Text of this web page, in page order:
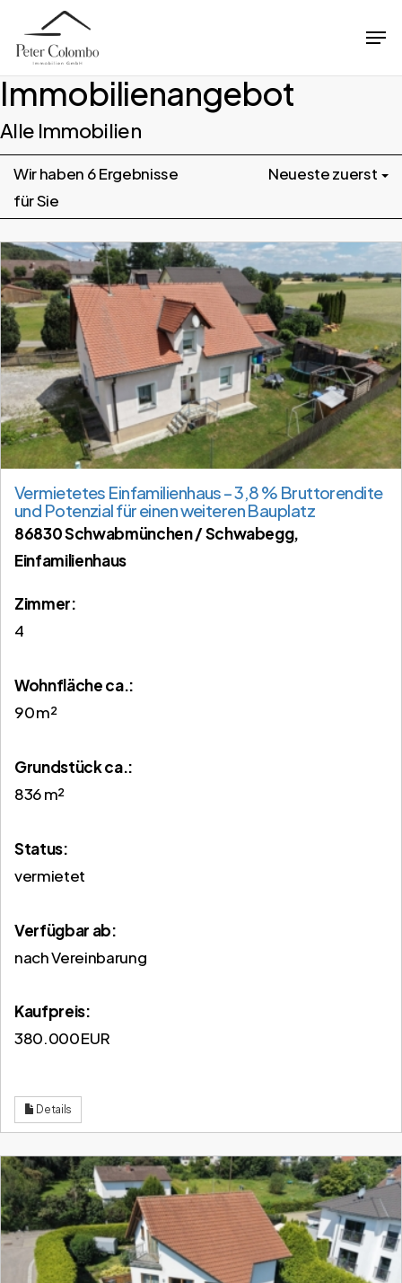
main
content
Immobilien­angebot
Alle Immobilien
Wir haben 6 Ergebnisse
für Sie
Neueste zuerst
Vermietetes Einfamilienhaus – 3,8 % Bruttorendite
und Potenzial für einen weiteren Bauplatz
86830 Schwabmünchen / Schwabegg,
Einfamilienhaus
Zimmer:
4
Wohnfläche ca.:
90 m²
Grund­stück ca.:
836 m²
Status:
vermietet
Verfügbar ab:
nach Vereinbarung
Kaufpreis:
380.000 EUR
Details